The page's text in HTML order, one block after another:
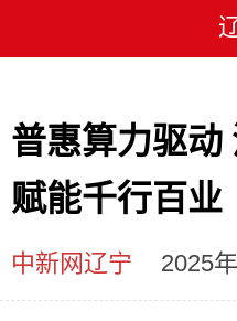
普惠算力驱动
赋能千行百业
中新网辽宁 2025